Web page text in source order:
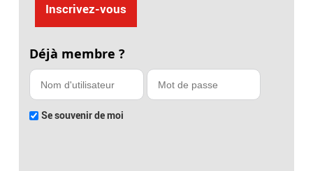
Inscrivez-vous
Déjà membre ?
Se souvenir de moi